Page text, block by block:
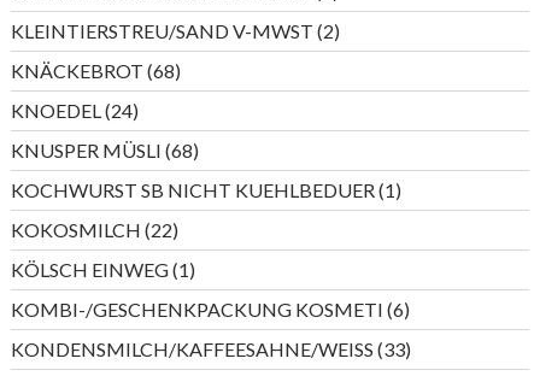
Produkte
KLEINTIERSTREU/SAND V-MWST 22
Produkte
KNÄCKEBROT 6868
Produkte
KNOEDEL 2424
Produkte
KNUSPER MÜSLI 6868
Produkte
KOCHWURST SB NICHT KUEHLBEDUER 11
Produkt
KOKOSMILCH 2222
Produkte
KÖLSCH EINWEG 11
Produkt
KOMBI-/GESCHENKPACKUNG KOSMETI 66
Produkte
KONDENSMILCH/KAFFEESAHNE/WEISS 3333